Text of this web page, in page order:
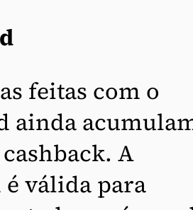
feitas com o
ainda
A
válida para